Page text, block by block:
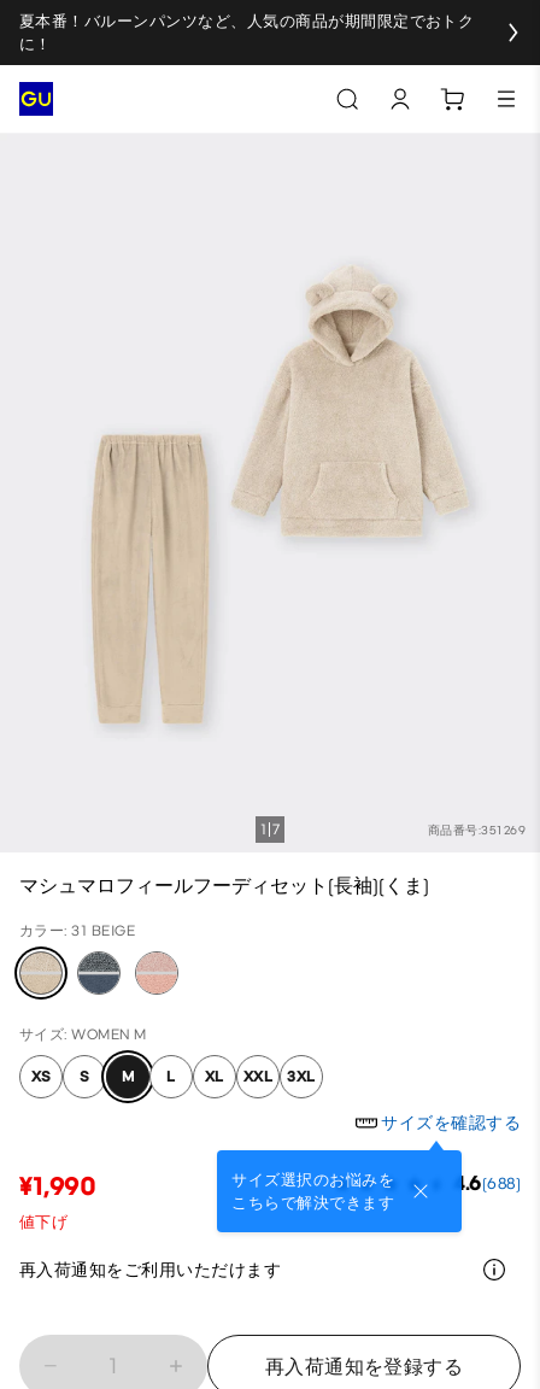
夏本番！バルーンパンツなど、人気の商品が期間限定でおトク
に！
商品番号:351269
1 7
マシュマロフィールフーディセット(長袖)(くま)
カラー: 31 BEIGE
サイズ: WOMEN M
XS S M L XL XXL 3XL
サイズを確認する
サイズ選択のお悩みを
こちらで解決できます
¥1,990 4.6(688)
値下げ
再入荷通知をご利用いただけます
1 再入荷通知を登録する